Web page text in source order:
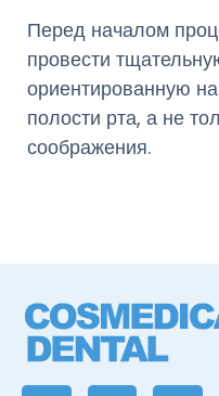
Перед началом
провести
ориентированную
полости рта, а не
соображения.